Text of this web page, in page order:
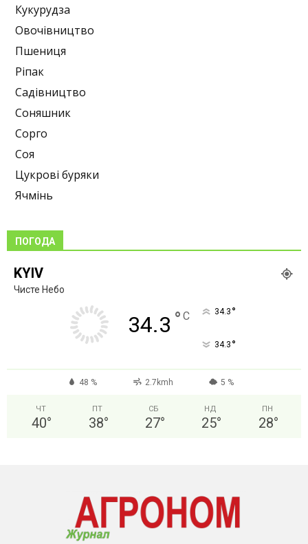
Кукурудза
Овочівництво
Пшениця
Ріпак
Садівництво
Соняшник
Сорго
Соя
Цукрові буряки
Ячмінь
ПОГОДА
KYIV
Чисте Небо
34.3 ° C 34.3 °
34.3 °
48 % 2.7kmh 5 %
ЧТ
40°
ПТ
38°
СБ
27°
НД
25°
ПН
28°